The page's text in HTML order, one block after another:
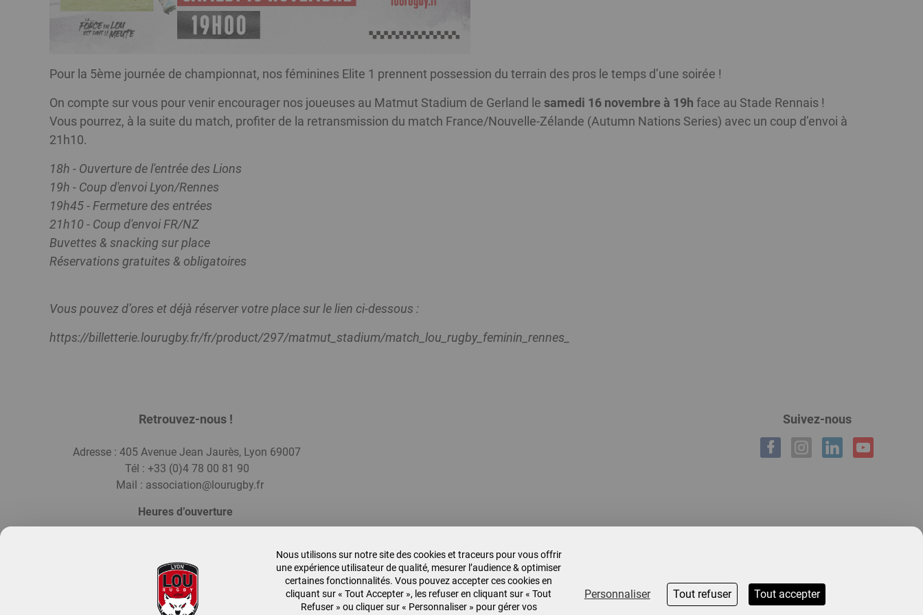
Pour la 5ème journée de championnat, nos féminines Elite 1 prennent possession du terrain des pros le temps d’une soirée !
On compte sur vous pour venir encourager nos joueuses au Matmut Stadium de Gerland le samedi 16 novembre à 19h face au Stade Rennais !
Vous pourrez, à la suite du match, profiter de la retransmission du match France/Nouvelle-Zélande (Autumn Nations Series) avec un coup d’envoi à
21h10.
18h - Ouverture de l'entrée des Lions
19h - Coup d'envoi Lyon/Rennes
19h45 - Fermeture des entrées
21h10 - Coup d'envoi FR/NZ
Buvettes & snacking sur place
Réservations gratuites & obligatoires
Vous pouvez d’ores et déjà réserver votre place sur le lien ci-dessous :
https://billetterie.lourugby.fr/fr/product/297/matmut_stadium/match_lou_rugby_feminin_rennes_
Retrouvez-nous !
Adresse : 405 Avenue Jean Jaurès, Lyon 69007
Tél : +33 (0)4 78 00 81 90
Mail : association@lourugby.fr
Heures d’ouverture
Abonnez-vous à la Newsletter de l'Asso !
Suivez-nous
Nous utilisons sur notre site des cookies et traceurs pour vous offrir
une expérience utilisateur de qualité, mesurer l’audience & optimiser
certaines fonctionnalités. Vous pouvez accepter ces cookies en
cliquant sur « Tout Accepter », les refuser en cliquant sur « Tout
Refuser » ou cliquer sur « Personnaliser » pour gérer vos
Tout accepter
Tout refuser
Personnaliser